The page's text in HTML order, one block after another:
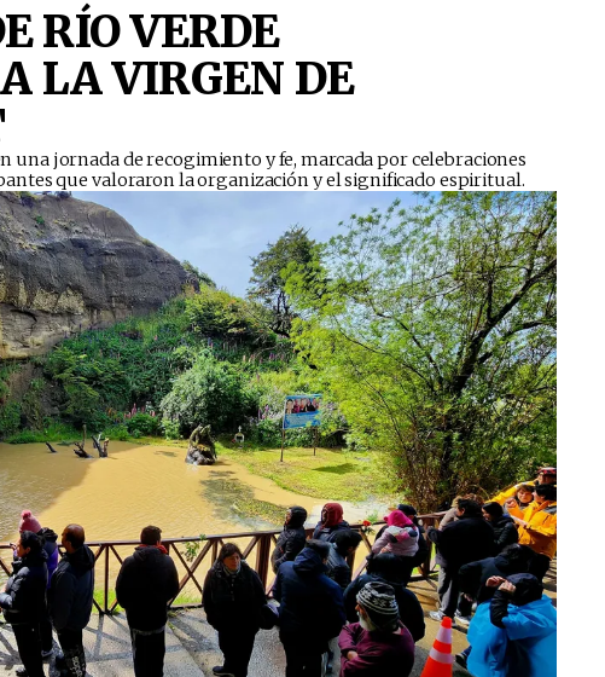
RÍO VERDE
LA VIRGEN DE
una jornada de recogimiento y fe, marcada por celebraciones
que valoraron la organización y el significado espiritual.